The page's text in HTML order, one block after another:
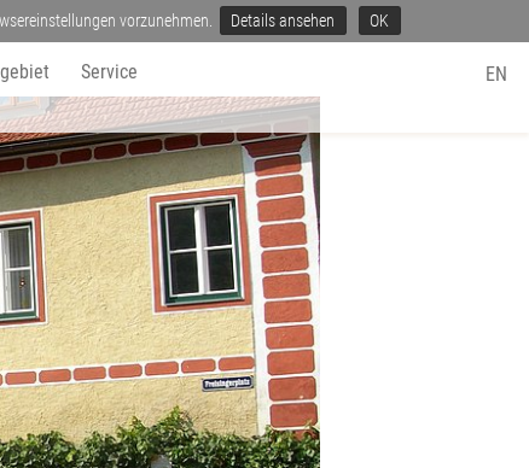
vorzunehmen. Details ansehen OK
Service EN